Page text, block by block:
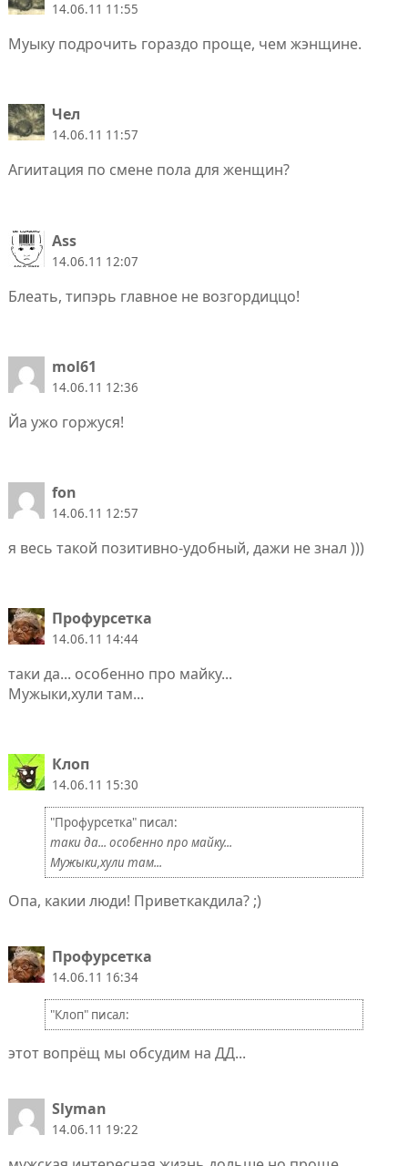
14.06.11 11:55
Муыку подрочить гораздо проще, чем жэнщине.
Чел
14.06.11 11:57
Агиитация по смене пола для женщин?
Ass
14.06.11 12:07
Блеать, типэрь главное не возгордиццо!
mol61
14.06.11 12:36
Йа ужо горжуся!
fon
14.06.11 12:57
я весь такой позитивно-удобный, дажи не знал )))
Профурсетка
14.06.11 14:44
таки да... особенно про майку...
Мужыки,хули там...
Клоп
14.06.11 15:30
"Профурсетка" писал:
таки да... особенно про майку...
Мужыки,хули там...
Опа, какии люди! Приветкакдила? ;)
Профурсетка
14.06.11 16:34
"Клоп" писал:
этот вопрёщ мы обсудим на ДД...
Slyman
14.06.11 19:22